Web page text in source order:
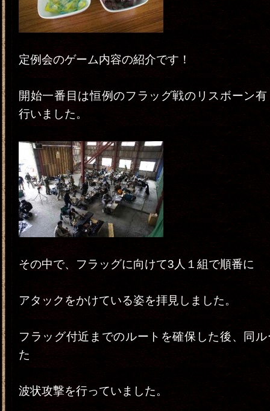
定例会のゲーム内容の紹介です！
開始一番目は恒例のフラッグ戦のリスボーン
行いました。
その中で、フラッグに向けて3人１組で順番に
アタックをかけている姿を拝見しました。
フラッグ付近までのルートを確保した後、同
た
波状攻撃を行っていました。